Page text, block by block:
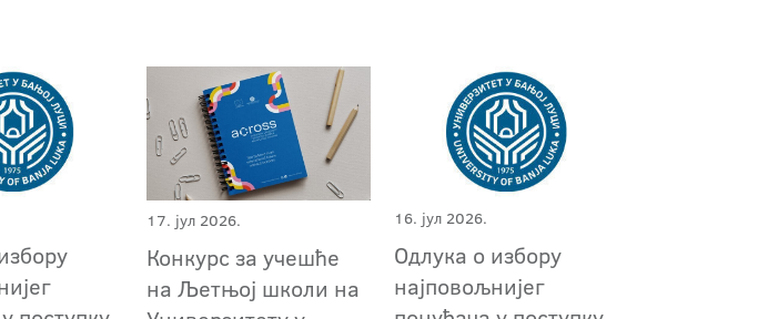
17. јул 2026.
Конкурс за учешће
на Љетњој школи на
16. јул 2026.
Одлука о избору
најповољнијег